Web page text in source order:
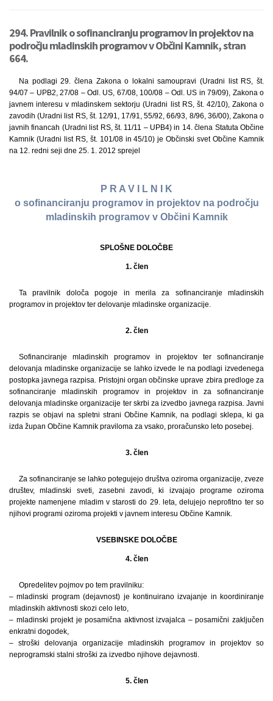
294. Pravilnik o sofinanciranju programov in projektov na
področju mladinskih programov v Občini Kamnik, stran
664.
Na podlagi 29. člena Zakona o lokalni samoupravi (Uradni list RS, št.
94/07 – UPB2, 27/08 – Odl. US, 67/08, 100/08 – Odl. US in 79/09), Zakona o
javnem interesu v mladinskem sektorju (Uradni list RS, št. 42/10), Zakona o
zavodih (Uradni list RS, št. 12/91, 17/91, 55/92, 66/93, 8/96, 36/00), Zakona o
javnih financah (Uradni list RS, št. 11/11 – UPB4) in 14. člena Statuta Občine
Kamnik (Uradni list RS, št. 101/08 in 45/10) je Občinski svet Občine Kamnik
na 12. redni seji dne 25. 1. 2012 sprejel
P R A V I L N I K
o sofinanciranju programov in projektov na področju
mladinskih programov v Občini Kamnik
SPLOŠNE DOLOČBE
1. člen
Ta pravilnik določa pogoje in merila za sofinanciranje mladinskih
programov in projektov ter delovanje mladinske organizacije.
2. člen
Sofinanciranje mladinskih programov in projektov ter sofinanciranje
delovanja mladinske organizacije se lahko izvede le na podlagi izvedenega
postopka javnega razpisa. Pristojni organ občinske uprave zbira predloge za
sofinanciranje mladinskih programov in projektov in za sofinanciranje
delovanja mladinske organizacije ter skrbi za izvedbo javnega razpisa. Javni
razpis se objavi na spletni strani Občine Kamnik, na podlagi sklepa, ki ga
izda župan Občine Kamnik praviloma za vsako, proračunsko leto posebej.
3. člen
Za sofinanciranje se lahko potegujejo društva oziroma organizacije, zveze
društev, mladinski sveti, zasebni zavodi, ki izvajajo programe oziroma
projekte namenjene mladim v starosti do 29. leta, delujejo neprofitno ter so
njihovi programi oziroma projekti v javnem interesu Občine Kamnik.
VSEBINSKE DOLOČBE
4. člen
Opredelitev pojmov po tem pravilniku:
– mladinski program (dejavnost) je kontinuirano izvajanje in koordiniranje
mladinskih aktivnosti skozi celo leto,
– mladinski projekt je posamična aktivnost izvajalca – posamični zaključen
enkratni dogodek,
– stroški delovanja organizacije mladinskih programov in projektov so
neprogramski stalni stroški za izvedbo njihove dejavnosti.
5. člen